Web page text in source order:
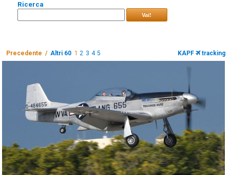
Ricerca
Vai!
Precedente / Altri 60 1 2 3 4 5 KAPF tracking